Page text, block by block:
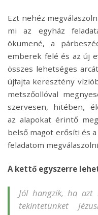
Ezt nehéz
mi az egyház
ökumené, a
emberek felé és az új
összes lehetséges
újfajta keresztény
metszőollóval
szervesen, hitében,
az alapokat érintő
belső magot erősíti és
feladatom
A kettő egyszerre
Jól hangzik, ha azt
tekintetünket